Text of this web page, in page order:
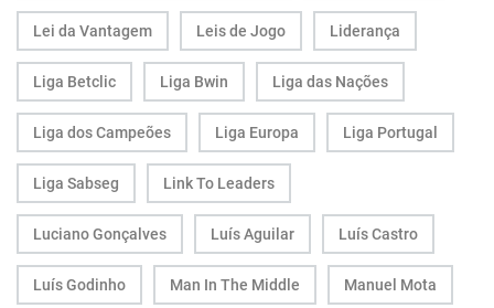
Lei da Vantagem Leis de Jogo Liderança
Liga Betclic Liga Bwin Liga das Nações
Liga dos Campeões Liga Europa Liga Portugal
Liga Sabseg Link To Leaders
Luciano Gonçalves Luís Aguilar Luís Castro
Luís Godinho Man In The Middle Manuel Mota